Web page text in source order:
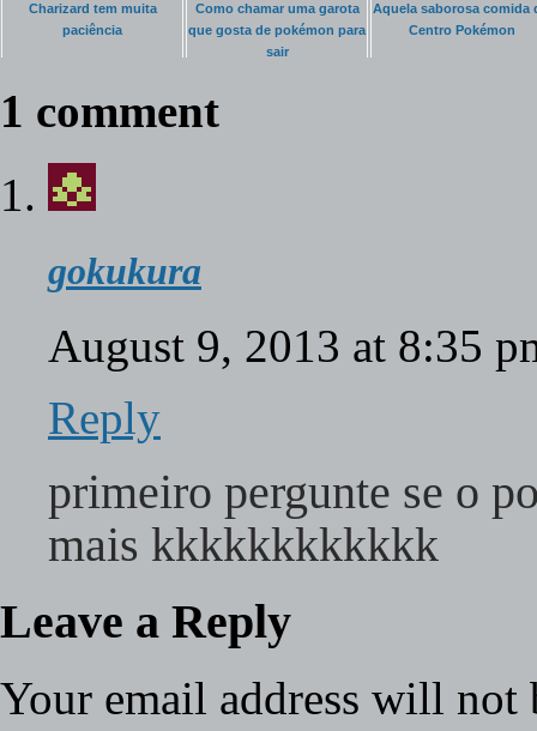
Charizard tem muita
paciência
Como chamar uma garota
que gosta de pokémon para
sair
Aquela saborosa comida
Centro Pokémon
1 comment
gokukura
August 9, 2013 at 8:35
Reply
primeiro pergunte se o
mais kkkkkkkkkkkk
Leave a Reply
Your email address will not